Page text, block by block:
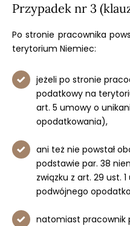
Przypadek nr 3
Po stronie pracownika
terytorium Niemiec:
jeżeli po stronie
podatkowy na
art. 5 umowy o
opodatkowania),
ani też nie powstał
podstawie par. 38
związku z art. 29 ust.
podwójnego
natomiast pracownik